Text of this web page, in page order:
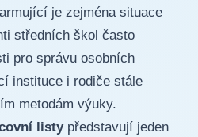
je zejména situace
středních škol často
pro správu osobních
instituce i rodiče stále
metodám výuky.
listypředstavují jeden